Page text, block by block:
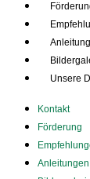
Unsere
Kontakt
Förderung
Anleitungen